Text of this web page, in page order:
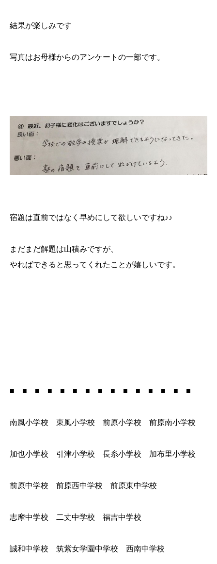
結果が楽しみです
写真はお母様からのアンケートの一部です。
宿題は直前ではなく早めにして欲しいですね♪♪
まだまだ解題は山積みですが、
やればできると思ってくれたことが嬉しいです。
■ ■ ■ ■ ■ ■ ■ ■ ■ ■ ■ ■ ■ ■ ■
南風小学校 東風小学校 前原小学校 前原南小学校
加也小学校 引津小学校 長糸小学校 加布里小学校
前原中学校 前原西中学校 前原東中学校
志摩中学校 二丈中学校 福吉中学校
誠和中学校 筑紫女学園中学校 西南中学校